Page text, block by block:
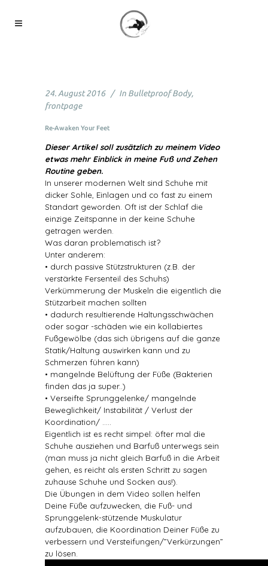
24. August 2016 In Bulletproof Body,
frontpage
Re-Awaken Your Feet
Dieser Artikel soll zusätzlich zu meinem Video
etwas mehr Einblick in meine Fuß und Zehen
Routine geben.
In unserer modernen Welt sind Schuhe mit
dicker Sohle, Einlagen und co fast zu einem
Standart geworden. Oft ist der Schlaf die
einzige Zeitspanne in der keine Schuhe
getragen werden.
Was daran problematisch ist?
Unter anderem:
• durch passive Stützstrukturen (z.B. der
verstärkte Fersenteil des Schuhs)
Verkümmerung der Muskeln die eigentlich die
Stützarbeit machen sollten
• dadurch resultierende Haltungsschwächen
oder sogar -schäden wie ein kollabiertes
Fußgewölbe (das sich übrigens auf die ganze
Statik/Haltung auswirken kann und zu
Schmerzen führen kann)
• mangelnde Belüftung der Füße (Bakterien
finden das ja super..)
• Verseifte Sprunggelenke/ mangelnde
Beweglichkeit/ Instabilität / Verlust der
Koordination/ …..
Eigentlich ist es recht simpel: öfter mal die
Schuhe ausziehen und Barfuß unterwegs sein
(man muss ja nicht gleich Barfuß in die Arbeit
gehen, es reicht als ersten Schritt zu sagen
zuhause Schuhe und Socken aus!).
Die Übungen in dem Video sollen helfen
Deine Füße aufzuwecken, die Fuß- und
Sprunggelenk-stützende Muskulatur
aufzubauen, die Koordination Deiner Füße zu
verbessern und Versteifungen/”Verkürzungen”
zu lösen.